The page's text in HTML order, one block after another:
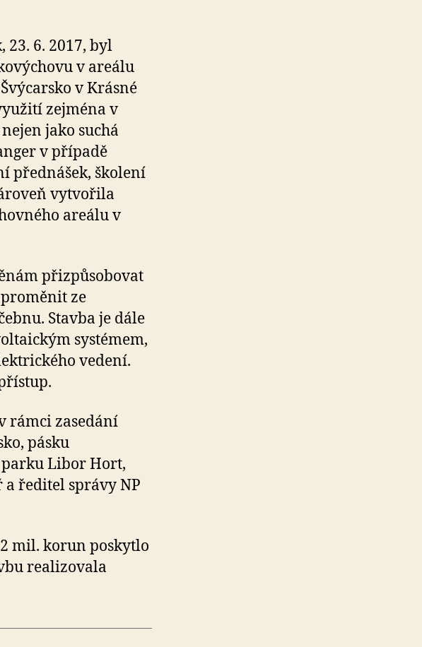
23. 6. 2017, byl
v areálu
v Krásné
zejména v
jako suchá
v případě
přednášek, školení
vytvořila
areálu v
přizpůsobovat
ze
Stavba je dále
systémem,
vedení.
rámci zasedání
pásku
Libor Hort,
a ředitel správy NP
mil. korun poskytlo
realizovala